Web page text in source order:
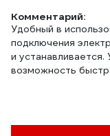
Комментарий:
Удобный в
подключения
и устанавливается.
возможность